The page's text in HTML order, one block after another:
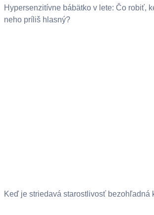
Hypersenzitívne bábätko v lete: Čo robiť,
neho príliš hlasný?
Keď je striedavá starostlivosť bezohľadná